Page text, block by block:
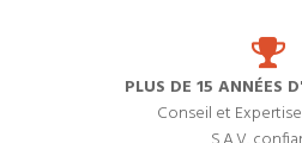
PLUS DE 15 ANNÉES
Conseil et